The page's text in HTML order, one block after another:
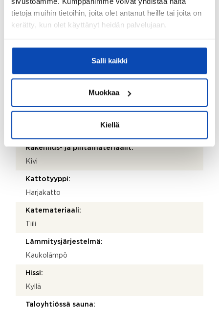
tietoja muihin tietoihin, joita olet antanut heille tai joita on
kerätty, kun olet käyttänyt heidän palvelujaan.
Salli kaikki
Muokkaa
Kiellä
Maariankatu 4
Postinumero:
Rakennus- ja pintamateriaalit:
Kivi
Kattotyyppi:
Harjakatto
Katemateriaali:
Tiili
Lämmitysjärjestelmä:
Kaukolämpö
Hissi:
Kyllä
Taloyhtiössä sauna: